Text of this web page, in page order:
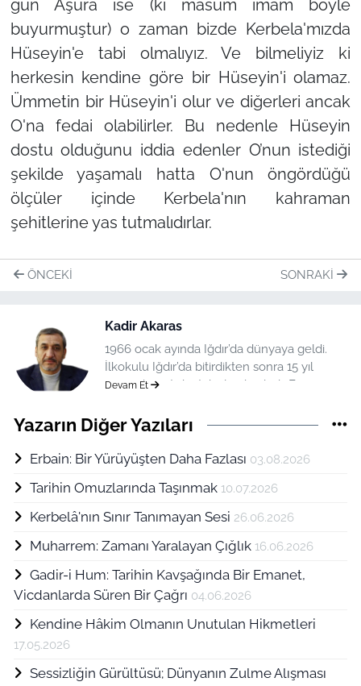
gün Aşura ise (ki masum imam böyle
buyurmuştur) o zaman bizde Kerbela'mızda
Hüseyin'e tabi olmalıyız. Ve bilmeliyiz ki
herkesin kendine göre bir Hüseyin'i olamaz.
Ümmetin bir Hüseyin'i olur ve diğerleri ancak
O'na fedai olabilirler. Bu nedenle Hüseyin
dostu olduğunu iddia edenler O’nun istediği
şekilde yaşamalı hatta O'nun öngördüğü
ölçüler içinde Kerbela'nın kahraman
şehitlerine yas tutmalıdırlar.
ÖNCEKI SONRAKI
Kadir Akaras
1966 ocak ayında Iğdır’da dünyaya geldi.
İlkokulu Iğdır’da bitirdikten sonra 15 yıl
sürecek yurt dışı tahsilim başladı. Farsça ve
tahsilim 1977 yılından beridir devam ediyor.
1992 yılında Kevser Yayıncılığın kuruluşunda
1994 yılında Bab-ı Ali ilim vakfının tesisinde
hizmete başlamasında diğer dostlarımla
birlikte çalıştı. On4 TV’nin kuruluş ve
hizmetlerinde çokça katkıları oldu. Kevser
Yayınları tarafından neşredilen üç aylık
Yönetmenliğini üstlenmiş durumdadır.
Devam Et
Yazarın Diğer Yazıları
Erbain: Bir Yürüyüşten Daha Fazlası 03.08.2026
Tarihin Omuzlarında Taşınmak 10.07.2026
Kerbelâ'nın Sınır Tanımayan Sesi 26.06.2026
Muharrem: Zamanı Yaralayan Çığlık 16.06.2026
Gadir-i Hum: Tarihin Kavşağında Bir Emanet,
Vicdanlarda Süren Bir Çağrı 04.06.2026
Kendine Hâkim Olmanın Unutulan Hikmetleri
17.05.2026
Sessizliğin Gürültüsü; Dünyanın Zulme Alışması